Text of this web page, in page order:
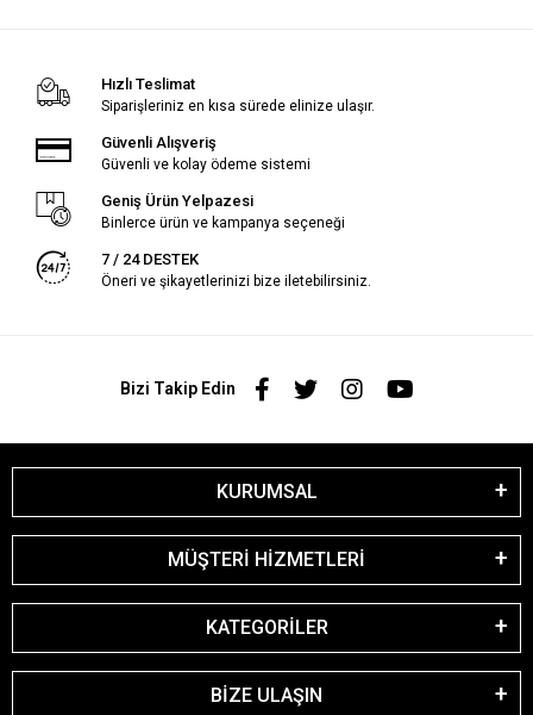
Hızlı Teslimat
Siparişleriniz en kısa sürede elinize ulaşır.
Güvenli Alışveriş
Güvenli ve kolay ödeme sistemi
Geniş Ürün Yelpazesi
Binlerce ürün ve kampanya seçeneği
7 / 24 DESTEK
Öneri ve şikayetlerinizi bize iletebilirsiniz.
Bizi Takip Edin
KURUMSAL
MÜŞTERİ HİZMETLERİ
KATEGORİLER
BİZE ULAŞIN